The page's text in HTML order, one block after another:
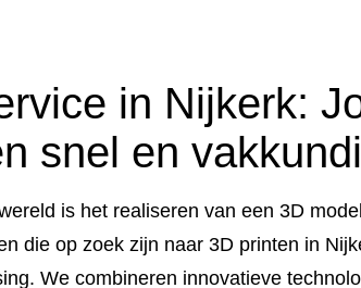
in Nijkerk:
snel en
is het realiseren van een 3D
die op zoek zijn naar 3D printen in
We combineren innovatieve